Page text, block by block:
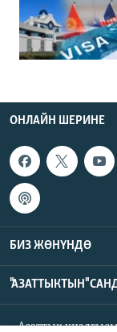
ОНЛАЙН ШЕРИНЕ
БИЗ ЖӨНҮНДӨ
"АЗАТТЫКТЫН"
Азаттык